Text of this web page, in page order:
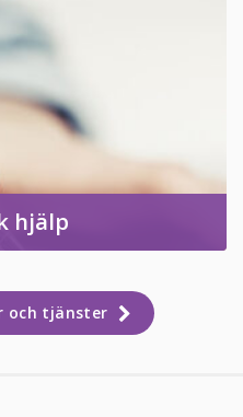
hjälp
och tjänster